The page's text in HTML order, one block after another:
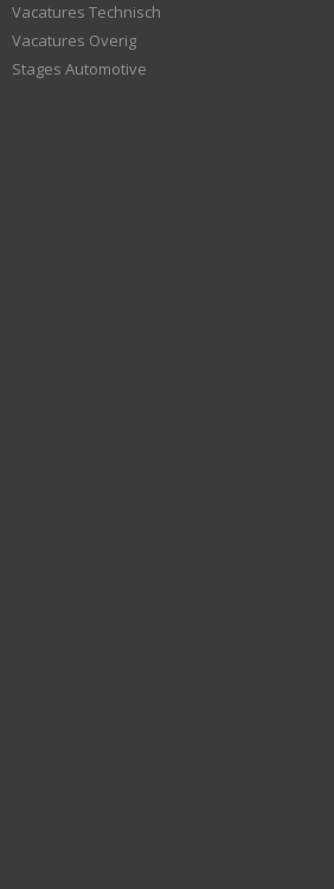
Vacatures Technisch
Vacatures Overig
Stages Automotive